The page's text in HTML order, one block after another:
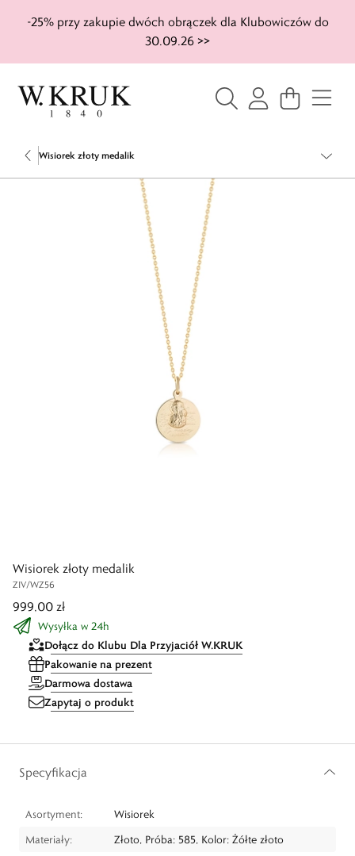
-25% przy zakupie dwóch obrączek dla Klubowiczów do
30.09.26 >>
Wisiorek złoty medalik
Wisiorek złoty medalik
ZIV/WZ56
999,00 zł
Wysyłka w 24h
Dołącz do Klubu Dla Przyjaciół W.KRUK
Pakowanie na prezent
Darmowa dostawa
Zapytaj o produkt
Specyfikacja
Asortyment:
Wisiorek
Materiały:
Złoto, Próba: 585, Kolor: Żółte złoto